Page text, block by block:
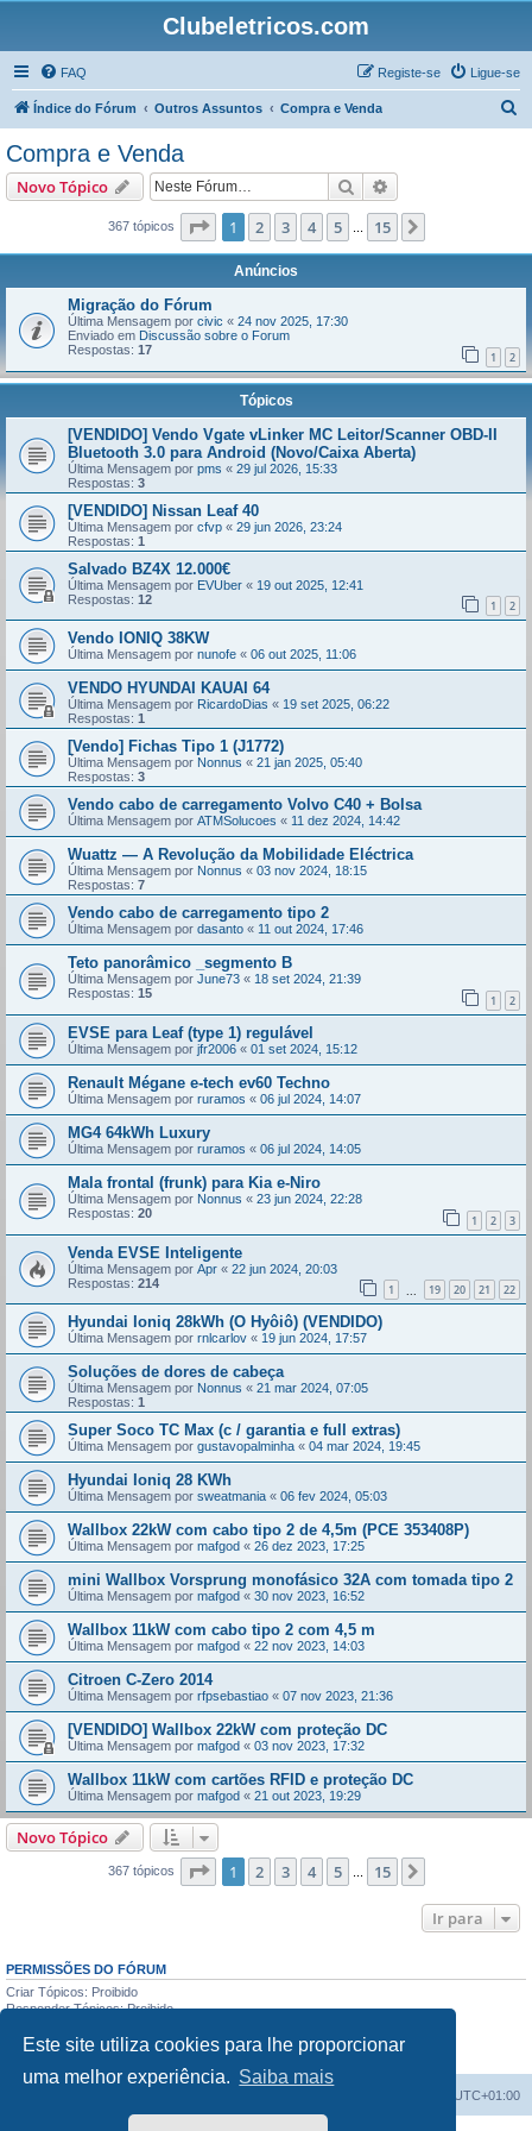
Este site utiliza cookies para lhe proporcionar
uma melhor experiência. Saiba mais
Clubeletricos.com
FAQ Ligue-se
Registe-se
Índice do Fórum Outros Assuntos Compra e Venda
Compra e Venda
Novo Tópico Pesquisar
367 tópicos Página de 15
1 2 3 4 5 15
Anúncios
Migração do Fórum
Última Mensagem por civic « 24 nov 2025, 17:30
Enviado em Discussão sobre o Forum
Respostas: 17 1 2
Tópicos
[VENDIDO] Vendo Vgate vLinker MC Leitor/Scanner OBD-II
Bluetooth 3.0 para Android (Novo/Caixa Aberta)
Última Mensagem por pms « 29 jul 2026, 15:33
Respostas: 3
[VENDIDO] Nissan Leaf 40
Última Mensagem por cfvp « 29 jun 2026, 23:24
Respostas: 1
Salvado BZ4X 12.000€
Última Mensagem por EVUber « 19 out 2025, 12:41
Respostas: 12 1 2
Vendo IONIQ 38KW
Última Mensagem por nunofe « 06 out 2025, 11:06
VENDO HYUNDAI KAUAI 64
Última Mensagem por RicardoDias « 19 set 2025, 06:22
Respostas: 1
[Vendo] Fichas Tipo 1 (J1772)
Última Mensagem por Nonnus « 21 jan 2025, 05:40
Respostas: 3
Vendo cabo de carregamento Volvo C40 + Bolsa
Última Mensagem por ATMSolucoes « 11 dez 2024, 14:42
Wuattz — A Revolução da Mobilidade Eléctrica
Última Mensagem por Nonnus « 03 nov 2024, 18:15
Respostas: 7
Vendo cabo de carregamento tipo 2
Última Mensagem por dasanto « 11 out 2024, 17:46
Teto panorâmico _segmento B
Última Mensagem por June73 « 18 set 2024, 21:39
Respostas: 15 1 2
EVSE para Leaf (type 1) regulável
Última Mensagem por jfr2006 « 01 set 2024, 15:12
Renault Mégane e-tech ev60 Techno
Última Mensagem por ruramos « 06 jul 2024, 14:07
MG4 64kWh Luxury
Última Mensagem por ruramos « 06 jul 2024, 14:05
Mala frontal (frunk) para Kia e-Niro
Última Mensagem por Nonnus « 23 jun 2024, 22:28
Respostas: 20 1 2 3
Venda EVSE Inteligente
Última Mensagem por Apr « 22 jun 2024, 20:03
Respostas: 214 1 19 20 21 22
Hyundai Ioniq 28kWh (O Hyôiô) (VENDIDO)
Última Mensagem por rnlcarlov « 19 jun 2024, 17:57
Soluções de dores de cabeça
Última Mensagem por Nonnus « 21 mar 2024, 07:05
Respostas: 1
Super Soco TC Max (c / garantia e full extras)
Última Mensagem por gustavopalminha « 04 mar 2024, 19:45
Hyundai Ioniq 28 KWh
Última Mensagem por sweatmania « 06 fev 2024, 05:03
Wallbox 22kW com cabo tipo 2 de 4,5m (PCE 353408P)
Última Mensagem por mafgod « 26 dez 2023, 17:25
mini Wallbox Vorsprung monofásico 32A com tomada tipo 2
Última Mensagem por mafgod « 30 nov 2023, 16:52
Wallbox 11kW com cabo tipo 2 com 4,5 m
Última Mensagem por mafgod « 22 nov 2023, 14:03
Citroen C-Zero 2014
Última Mensagem por rfpsebastiao « 07 nov 2023, 21:36
[VENDIDO] Wallbox 22kW com proteção DC
Última Mensagem por mafgod « 03 nov 2023, 17:32
Wallbox 11kW com cartões RFID e proteção DC
Última Mensagem por mafgod « 21 out 2023, 19:29
Novo Tópico
367 tópicos Página de 15
1 2 3 4 5 15
Ir para
PERMISSÕES DO FÓRUM
Criar Tópicos: Proibido
Responder Tópicos: Proibido
Apagar Mensagens: Proibido
UTC+01:00